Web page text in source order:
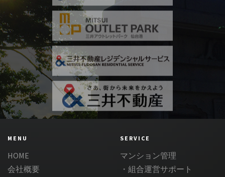
MENU
HOME
会社概要
SERVICE
マンション管理
・組合運営サポート